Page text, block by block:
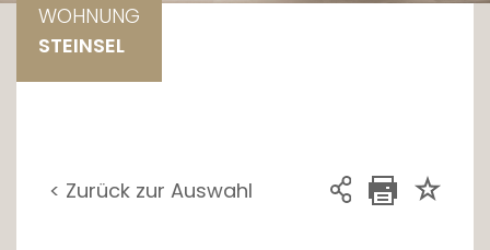
WOHNUNG
STEINSEL
< Zurück zur Auswahl